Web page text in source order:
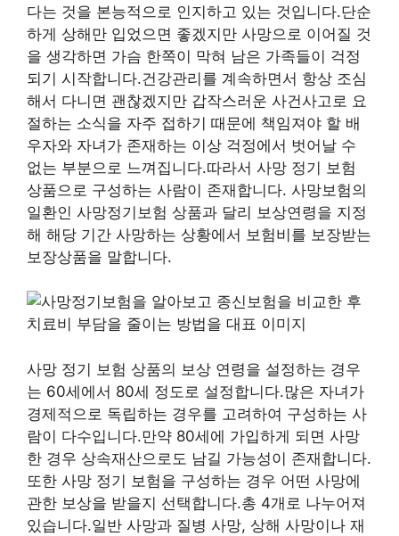
다는 것을 본능적으로 인지하고 있는 것입니다.단순
하게 상해만 입었으면 좋겠지만 사망으로 이어질 것
을 생각하면 가슴 한쪽이 막혀 남은 가족들이 걱정
되기 시작합니다.건강관리를 계속하면서 항상 조심
해서 다니면 괜찮겠지만 갑작스러운 사건사고로 요
절하는 소식을 자주 접하기 때문에 책임져야 할 배
우자와 자녀가 존재하는 이상 걱정에서 벗어날 수
없는 부분으로 느껴집니다.따라서 사망 정기 보험
상품으로 구성하는 사람이 존재합니다. 사망보험의
일환인 사망정기보험 상품과 달리 보상연령을 지정
해 해당 기간 사망하는 상황에서 보험비를 보장받는
보장상품을 말합니다.
사망 정기 보험 상품의 보상 연령을 설정하는 경우
는 60세에서 80세 정도로 설정합니다.많은 자녀가
경제적으로 독립하는 경우를 고려하여 구성하는 사
람이 다수입니다.만약 80세에 가입하게 되면 사망
한 경우 상속재산으로도 남길 가능성이 존재합니다.
또한 사망 정기 보험을 구성하는 경우 어떤 사망에
관한 보상을 받을지 선택합니다.총 4개로 나누어져
있습니다.일반 사망과 질병 사망, 상해 사망이나 재